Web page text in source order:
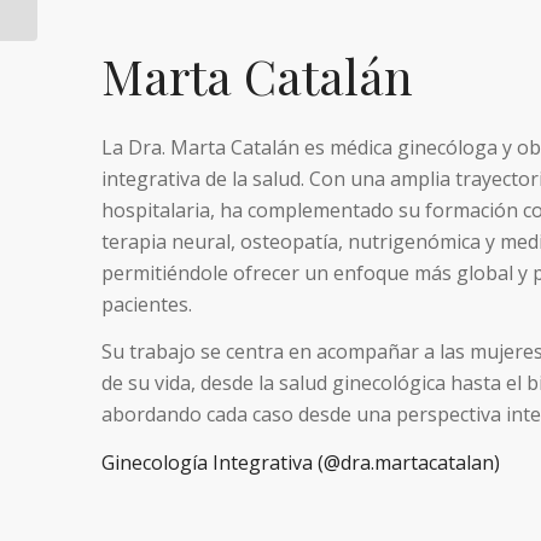
Marta Catalán
La Dra. Marta Catalán es médica ginecóloga y
integrativa de la salud. Con una amplia
hospitalaria, ha complementado su formación
terapia neural, osteopatía, nutrigenómica y
permitiéndole ofrecer un enfoque más global y
pacientes.
Su trabajo se centra en acompañar a las
de su vida, desde la salud ginecológica hasta el
abordando cada caso desde una perspectiva
Ginecología Integrativa (@dra.martacatalan)